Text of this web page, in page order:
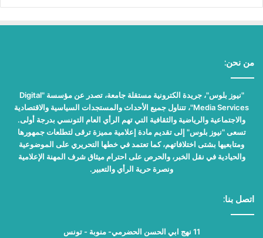
من نحن:
"نيوز بلوس"، جريدة الكترونية مستقلة جامعة، تصدر عن مؤسسة "Digital
Media Services"، تتناول جميع الأحداث والمستجدات السياسية والاقتصادية
والاجتماعية والرياضية والثقافية التي تهم الرأي العام التونسي بدرجة أولى.
تسعى "نيوز بلوس" إلى تقديم مادة إعلامية مميزة ترقى لتطلعات جمهورها
ومتابعيها بشتى اختلافاتهم، كما تعتمد في خطها التحريري على الموضوعية
والحيادية في نقل الخبر، والحرص على احترام ميثاق شرف المهنة الإعلامية
ونصرة حرية الرأي والتعبير.
اتصل بنا:
11 نهج ابي الحسن الحضرمي- منوبة - تونس